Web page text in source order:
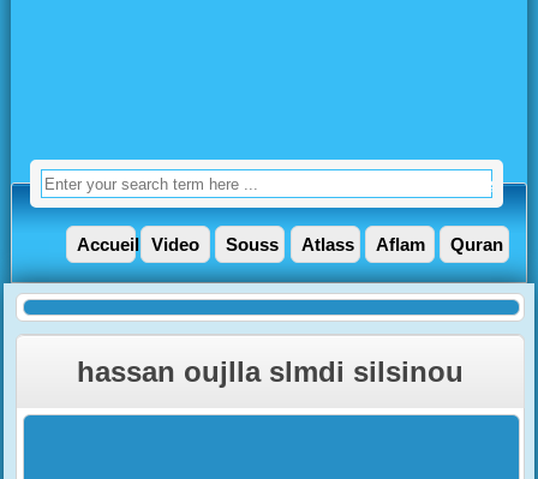
Accueil Video Souss Atlass Aflam Quran
hassan oujlla slmdi silsinou